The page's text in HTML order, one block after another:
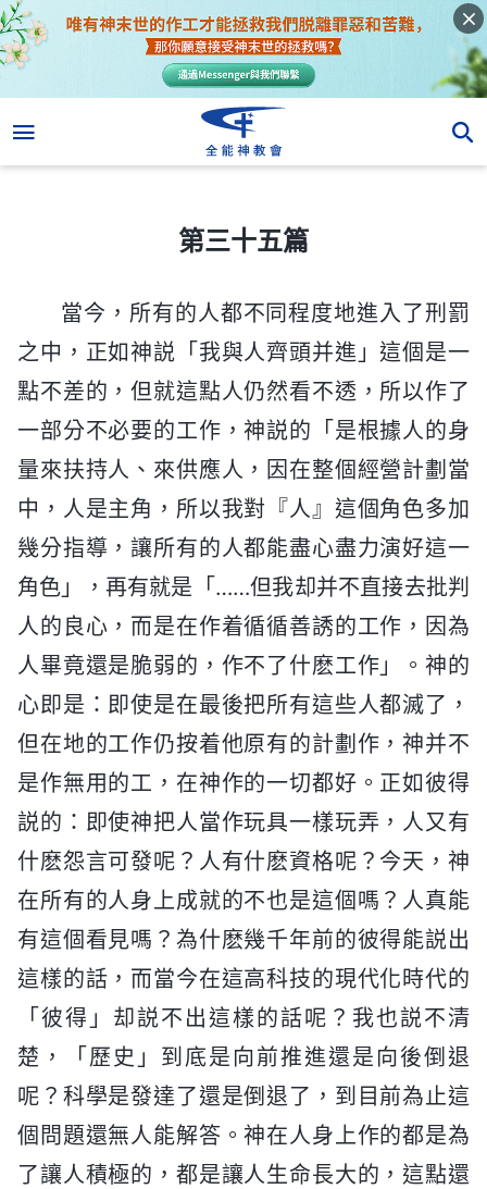
第三十五篇
當今，所有的人都不同程度地進入了刑罰
之中，正如神説「我與人齊頭并進」這個是一
點不差的，但就這點人仍然看不透，所以作了
一部分不必要的工作，神説的「是根據人的身
量來扶持人、來供應人，因在整個經營計劃當
中，人是主角，所以我對『人』這個角色多加
幾分指導，讓所有的人都能盡心盡力演好這一
角色」，再有就是「……但我却并不直接去批判
人的良心，而是在作着循循善誘的工作，因為
人畢竟還是脆弱的，作不了什麽工作」。神的
心即是：即使是在最後把所有這些人都滅了，
但在地的工作仍按着他原有的計劃作，神并不
是作無用的工，在神作的一切都好。正如彼得
説的：即使神把人當作玩具一樣玩弄，人又有
什麽怨言可發呢？人有什麽資格呢？今天，神
在所有的人身上成就的不也是這個嗎？人真能
有這個看見嗎？為什麽幾千年前的彼得能説出
這樣的話，而當今在這高科技的現代化時代的
「彼得」却説不出這樣的話呢？我也説不清
楚，「歷史」到底是向前推進還是向後倒退
呢？科學是發達了還是倒退了，到目前為止這
個問題還無人能解答。神在人身上作的都是為
了讓人積極的，都是讓人生命長大的，這點還